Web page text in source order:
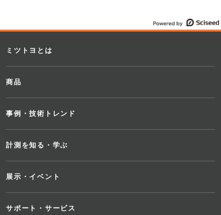
ミツトヨとは
商品
事例・技術トレンド
計測を知る・学ぶ
展示・イベント
サポート・サービス